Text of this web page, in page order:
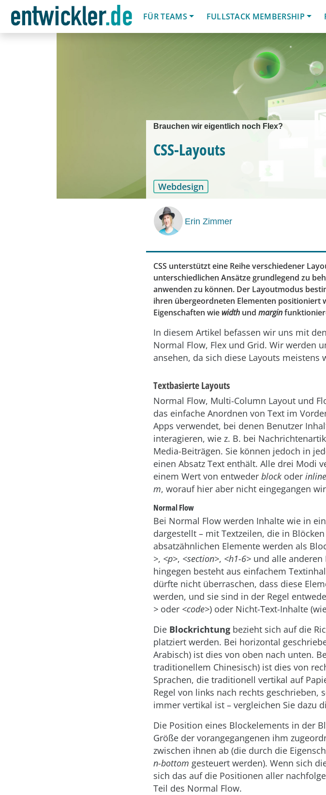
FÜR TEAMS
FULLSTACK MEMBERSHIP
Brauchen wir eigentlich noch Flex?
CSS-Layouts
Webdesign
Erin Zimmer
CSS unterstützt eine Reihe verschiedener
unterschiedlichen Ansätze grundlegend zu
anwenden zu können. Der Layoutmodus
ihren übergeordneten Elementen positioniert
Eigenschaften wie width und margin
In diesem Artikel befassen wir uns mit
Normal Flow, Flex und Grid. Wir werden
ansehen, da sich diese Layouts
Textbasierte Layouts
Normal Flow, Multi-Column Layout und
das einfache Anordnen von Text im
Apps verwendet, bei denen Benutzer
interagieren, wie z. B. bei
Media-Beiträgen. Sie können jedoch in
einen Absatz Text enthält. Alle drei Modi
einem Wert von entweder block oder inline
m, worauf hier aber nicht eingegangen
Normal Flow
Bei Normal Flow werden Inhalte wie in
dargestellt – mit Textzeilen, die in
absatzähnlichen Elemente werden als
>, <p>, <section>, <h1-6> und alle anderen
hingegen besteht aus einfachem
dürfte nicht überraschen, dass diese
werden, und sie sind in der Regel
> oder <code>) oder Nicht-Text-Inhalte
Die Blockrichtung bezieht sich auf die
platziert werden. Bei horizontal
Arabisch) ist dies von oben nach unten.
traditionellem Chinesisch) ist dies von
Sprachen, die traditionell vertikal auf
Regel von links nach rechts
immer vertikal ist – vergleichen Sie dazu
Die Position eines Blockelements in der
Größe der vorangegangenen ihm
zwischen ihnen ab (die durch die
n-bottom gesteuert werden). Wenn sich
sich das auf die Positionen aller
Teil des Normal Flow.